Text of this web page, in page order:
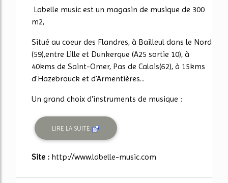
Labelle music est un magasin de musique de 300
m2,
Situé au coeur des Flandres, à Bailleul dans le Nord
(59),entre Lille et Dunkerque (A25 sortie 10), à
40kms de Saint-Omer, Pas de Calais(62), à 15kms
d'Hazebrouck et d'Armentières...
Un grand choix d'instruments de musique :
LIRE LA SUITE
Site : http://www.labelle-music.com